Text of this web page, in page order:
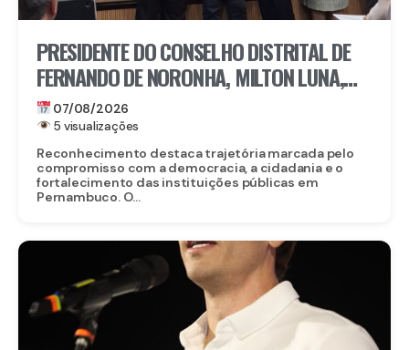
PRESIDENTE DO CONSELHO DISTRITAL DE
FERNANDO DE NORONHA, MILTON LUNA,
RECEBE MEDALHA DO MÉRITO ELEITORAL
FREI CANECA, UMA DAS MAIORES
HONRARIAS DO TRE-PE
07/08/2026
5 visualizações
Reconhecimento destaca trajetória marcada pelo
compromisso com a democracia, a cidadania e o
fortalecimento das instituições públicas em
Pernambuco. O...